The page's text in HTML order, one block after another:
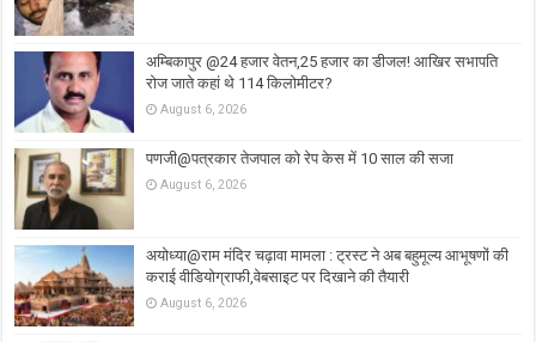
अम्बिकापुर @24 हजार वेतन,25 हजार का डीजल! आखिर सभापति
रोज जाते कहां थे 114 किलोमीटर?
August 6, 2026
पणजी@पत्रकार तेजपाल को रेप केस में 10 साल की सजा
August 6, 2026
अयोध्या@राम मंदिर चढ़ावा मामला : ट्रस्ट ने अब बहुमूल्य आभूषणों की
कराई वीडियोग्राफी,वेबसाइट पर दिखाने की तैयारी
August 6, 2026